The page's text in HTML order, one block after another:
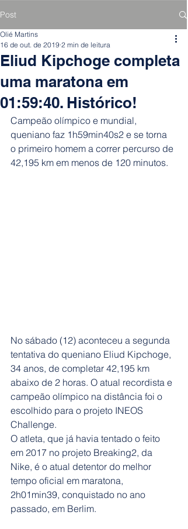
Post
Eliud Kipchoge completa
uma maratona em
01:59:40. Histórico!
Olié Martins
16 de out. de 2019 2 min de leitura
Campeão olímpico e mundial,
queniano faz 1h59min40s2 e se torna
o primeiro homem a correr percurso de
42,195 km em menos de 120 minutos.
No sábado (12) aconteceu a segunda
tentativa do queniano Eliud Kipchoge,
34 anos, de completar 42,195 km
abaixo de 2 horas. O atual recordista e
campeão olímpico na distância foi o
escolhido para o projeto INEOS
Challenge.
O atleta, que já havia tentado o feito
em 2017 no projeto Breaking2, da
Nike, é o atual detentor do melhor
tempo oficial em maratona,
2h01min39, conquistado no ano
passado, em Berlim.